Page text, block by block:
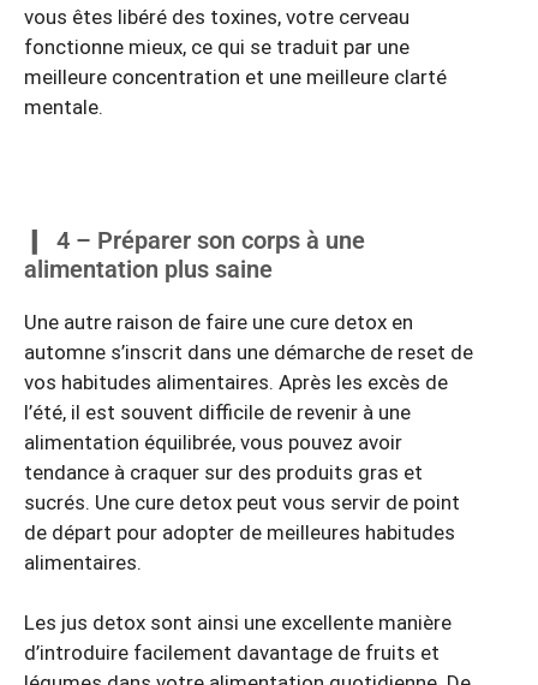
vous êtes libéré des toxines, votre cerveau
fonctionne mieux, ce qui se traduit par une
meilleure concentration et une meilleure clarté
mentale.
4 – Préparer son corps à une
alimentation plus saine
Une autre raison de faire une cure detox en
automne s’inscrit dans une démarche de reset de
vos habitudes alimentaires. Après les excès de
l’été, il est souvent difficile de revenir à une
alimentation équilibrée, vous pouvez avoir
tendance à craquer sur des produits gras et
sucrés. Une cure detox peut vous servir de point
de départ pour adopter de meilleures habitudes
alimentaires.
Les jus detox sont ainsi une excellente manière
d’introduire facilement davantage de fruits et